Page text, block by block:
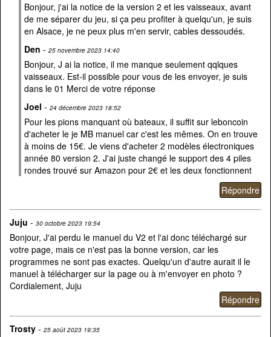
Bonjour, j'ai la notice de la version 2 et les vaisseaux, avant
de me séparer du jeu, si ça peu profiter à quelqu'un, je suis
en Alsace, je ne peux plus m'en servir, cables dessoudés.
Den - 25 novembre 2023 14:40
Bonjour, J ai la notice, il me manque seulement qqlques
vaisseaux. Est-il possible pour vous de les envoyer, je suis
dans le 01 Merci de votre réponse
Joel - 24 décembre 2023 18:52
Pour les pions manquant où bateaux, il suffit sur leboncoin
d'acheter le je MB manuel car c'est les mêmes. On en trouve
à moins de 15€. Je viens d'acheter 2 modèles électroniques
année 80 version 2. J'ai juste changé le support des 4 piles
rondes trouvé sur Amazon pour 2€ et les deux fonctionnent
Juju - 30 octobre 2023 19:54
Bonjour, J'ai perdu le manuel du V2 et l'ai donc téléchargé sur
votre page, mais ce n'est pas la bonne version, car les
programmes ne sont pas exactes. Quelqu'un d'autre aurait il le
manuel à télécharger sur la page ou à m'envoyer en photo ?
Cordialement, Juju
Trosty - 25 août 2023 19:35